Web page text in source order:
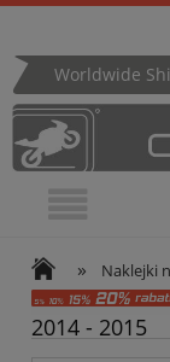
Worldwide
» Naklejki
2014 - 2015